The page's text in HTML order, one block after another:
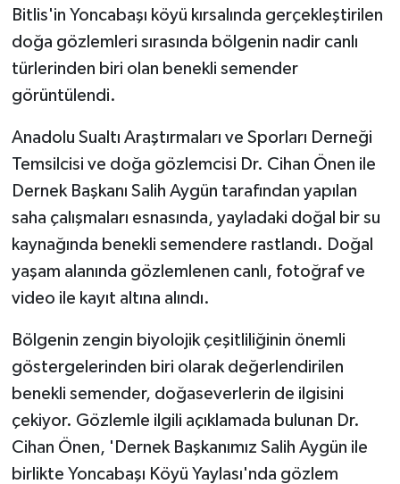
Bitlis'in Yoncabaşı köyü kırsalında gerçekleştirilen
doğa gözlemleri sırasında bölgenin nadir canlı
türlerinden biri olan benekli semender
görüntülendi.
Anadolu Sualtı Araştırmaları ve Sporları Derneği
Temsilcisi ve doğa gözlemcisi Dr. Cihan Önen ile
Dernek Başkanı Salih Aygün tarafından yapılan
saha çalışmaları esnasında, yayladaki doğal bir su
kaynağında benekli semendere rastlandı. Doğal
yaşam alanında gözlemlenen canlı, fotoğraf ve
video ile kayıt altına alındı.
Bölgenin zengin biyolojik çeşitliliğinin önemli
göstergelerinden biri olarak değerlendirilen
benekli semender, doğaseverlerin de ilgisini
çekiyor. Gözlemle ilgili açıklamada bulunan Dr.
Cihan Önen, 'Dernek Başkanımız Salih Aygün ile
birlikte Yoncabaşı Köyü Yaylası'nda gözlem
Güvenlik
HABERDE İNSAN
İNSAN
İş Dünyası
Jandarma
Kadın
MAGAZİN
POLİTİKA